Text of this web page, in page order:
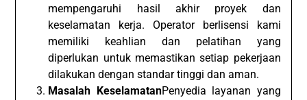
mempengaruhi hasil akhir proyek dan
keselamatan kerja. Operator berlisensi kami
memiliki keahlian dan pelatihan yang
diperlukan untuk memastikan setiap pekerjaan
dilakukan dengan standar tinggi dan aman.
Masalah KeselamatanPenyedia layanan yang